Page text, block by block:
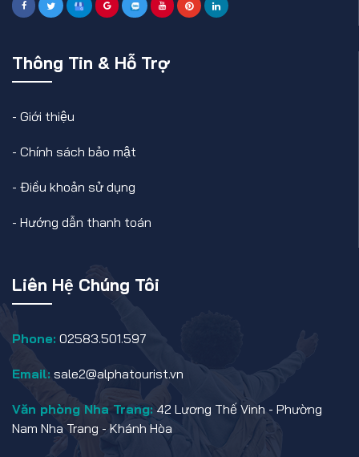
Thông Tin & Hỗ Trợ
- Giới thiệu
- Chính sách bảo mật
- Điều khoản sử dụng
- Hướng dẫn thanh toán
Liên Hệ Chúng Tôi
Phone: 02583.501.597
Email: sale2@alphatourist.vn
Văn phòng Nha Trang:42 Lương Thế Vinh - Phường
Nam Nha Trang - Khánh Hòa